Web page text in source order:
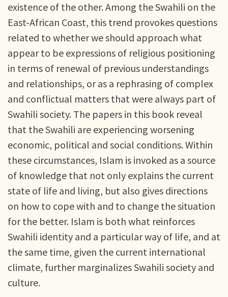
existence of the other. Among the Swahili on the
East-African Coast, this trend provokes questions
related to whether we should approach what
appear to be expressions of religious positioning
in terms of renewal of previous understandings
and relationships, or as a rephrasing of complex
and conflictual matters that were always part of
Swahili society. The papers in this book reveal
that the Swahili are experiencing worsening
economic, political and social conditions. Within
these circumstances, Islam is invoked as a source
of knowledge that not only explains the current
state of life and living, but also gives directions
on how to cope with and to change the situation
for the better. Islam is both what reinforces
Swahili identity and a particular way of life, and at
the same time, given the current international
climate, further marginalizes Swahili society and
culture.